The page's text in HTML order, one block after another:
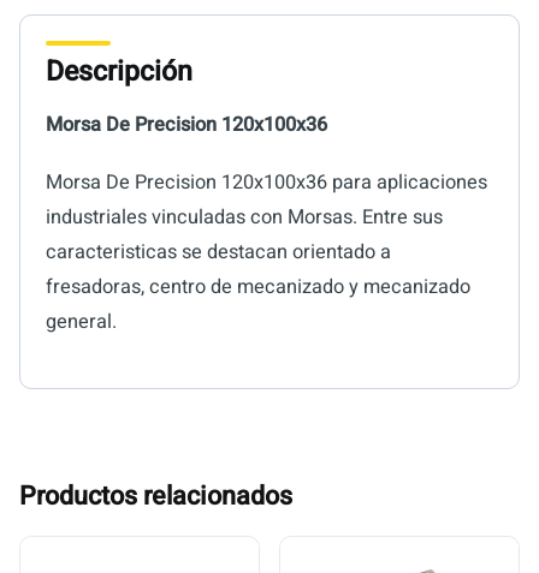
Descripción
Morsa De Precision 120x100x36
Morsa De Precision 120x100x36 para aplicaciones
industriales vinculadas con Morsas. Entre sus
caracteristicas se destacan orientado a
fresadoras, centro de mecanizado y mecanizado
general.
Productos relacionados